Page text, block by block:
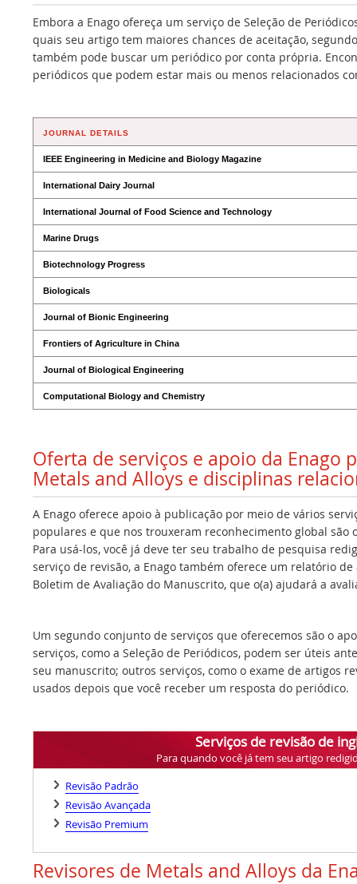
Embora a Enago ofereça um serviço de Seleção de
quais seu artigo tem maiores chances de aceitação,
também pode buscar um periódico por conta própria.
periódicos que podem estar mais ou menos relacionados
JOURNAL DETAILS
IEEE Engineering in Medicine and Biology Magazine
International Dairy Journal
International Journal of Food Science and Technology
Marine Drugs
Biotechnology Progress
Biologicals
Journal of Bionic Engineering
Frontiers of Agriculture in China
Journal of Biological Engineering
Computational Biology and Chemistry
Oferta de serviços e apoio da Enago
Metals and Alloys e disciplinas
A Enago oferece apoio à publicação por meio de vários
populares e que nos trouxeram reconhecimento global são
Para usá-los, você já deve ter seu trabalho de pesquisa
serviço de revisão, a Enago também oferece um relatório
Boletim de Avaliação do Manuscrito, que o(a) ajudará a
Um segundo conjunto de serviços que oferecemos são o
serviços, como a Seleção de Periódicos, podem ser úteis
seu manuscrito; outros serviços, como o exame de artigos
usados depois que você receber um resposta do periódico.
Serviços de revisão de
Para quando você já tem seu artigo
Revisão Padrão
Revisão Avançada
Revisão Premium
Revisores de Metals and Alloys da